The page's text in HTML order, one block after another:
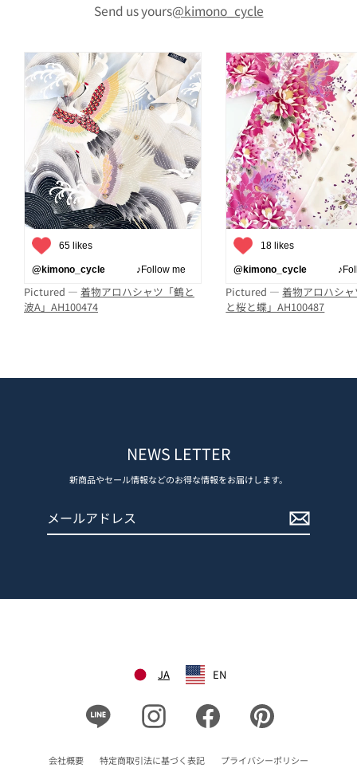
Send us yours@kimono_cycle
65 likes
@kimono_cycle ♪Follow me
Pictured — 着物アロハシャツ「鶴と
波A」AH100474
18 likes
@kimono_cycle
Pictured —着物アロハシ
と桜と蝶」AH100487
NEWS LETTER
新商品やセール情報などのお得な情報をお届けします。
JA EN
Instagram Facebook
会社概要 特定商取引法に基づく表記 プライバシーポリシー